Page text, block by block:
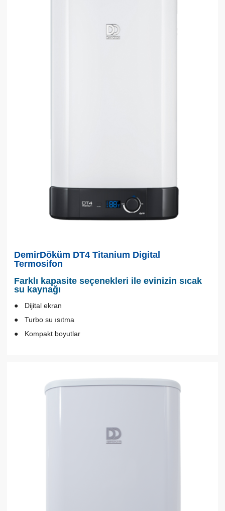
DemirDöküm DT4 Titanium Digital
Termosifon
Farklı kapasite seçenekleri ile evinizin sıcak
su kaynağı
Dijital ekran
Turbo su ısıtma
Kompakt boyutlar